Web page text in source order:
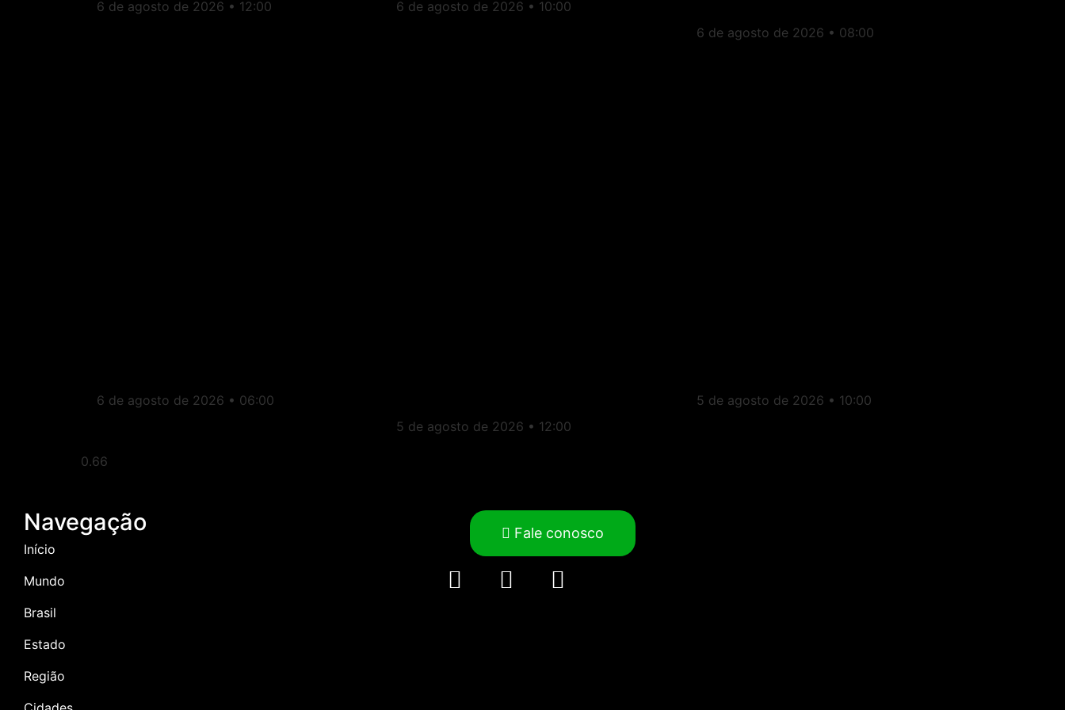
6 de agosto de 2026 12:00 6 de agosto de 2026 10:00
6 de agosto de 2026 08:00
6 de agosto de 2026 06:00
5 de agosto de 2026 12:00
5 de agosto de 2026 10:00
Navegação
Início
Mundo
Brasil
Estado
Região
Fale conosco